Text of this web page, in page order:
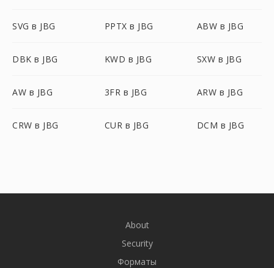
SVG в JBG PPTX в JBG ABW в JBG
DBK в JBG KWD в JBG SXW в JBG
AW в JBG 3FR в JBG ARW в JBG
CRW в JBG CUR в JBG DCM в JBG
About
Security
Форматы